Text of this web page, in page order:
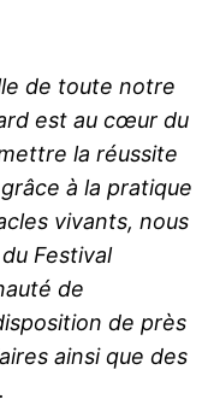
de toute notre
est au cœur du
la réussite
à la pratique
vivants, nous
Festival
de
de près
ainsi que des